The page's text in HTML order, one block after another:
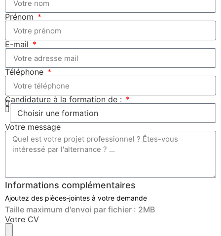
Prénom
E-mail
Téléphone
Candidature à la formation de :
Votre message
Informations complémentaires
Ajoutez des pièces-jointes à votre demande
Taille maximum d'envoi par fichier : 2MB
Votre CV